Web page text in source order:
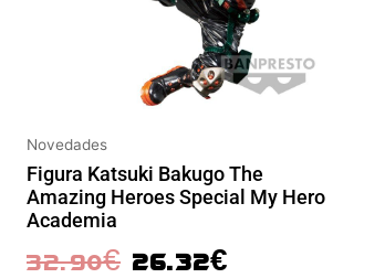
Novedades
Figura Katsuki Bakugo The
Amazing Heroes Special My Hero
Academia
32.90€ 26.32€